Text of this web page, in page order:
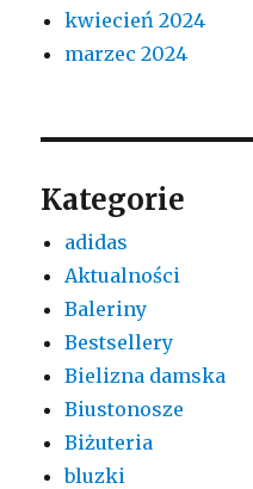
kwiecień 2024
marzec 2024
Kategorie
adidas
Aktualności
Baleriny
Bestsellery
Bielizna damska
Biustonosze
Biżuteria
bluzki